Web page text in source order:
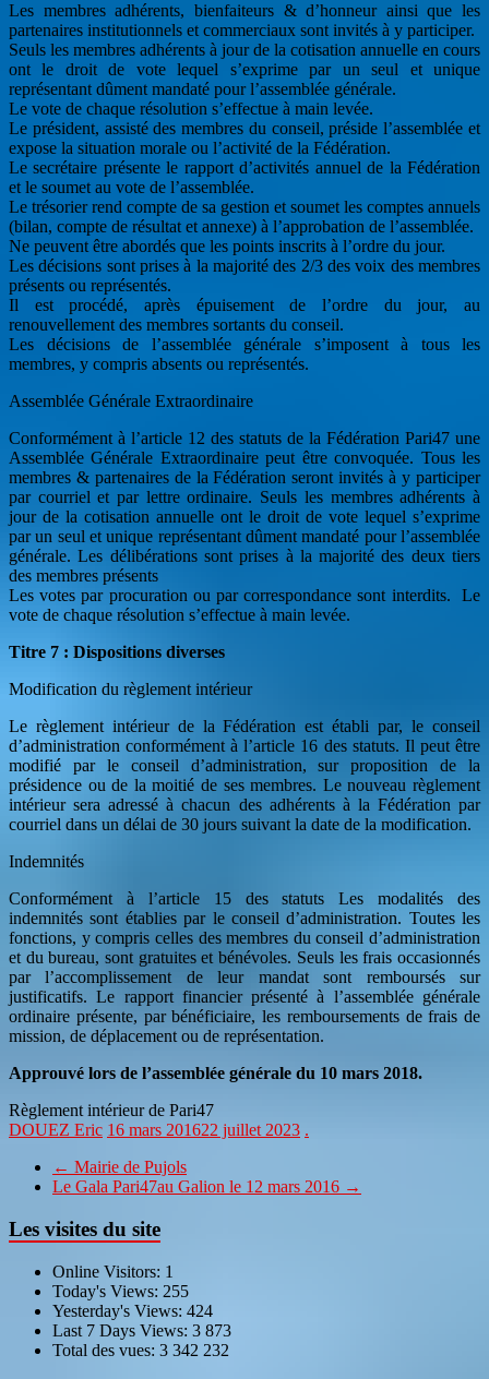
Les membres adhérents, bienfaiteurs & d’honneur ainsi que les
partenaires institutionnels et commerciaux sont invités à y participer.
Seuls les membres adhérents à jour de la cotisation annuelle en cours
ont le droit de vote lequel s’exprime par un seul et unique
représentant dûment mandaté pour l’assemblée générale.
Le vote de chaque résolution s’effectue à main levée.
Le président, assisté des membres du conseil, préside l’assemblée et
expose la situation morale ou l’activité de la Fédération.
Le secrétaire présente le rapport d’activités annuel de la Fédération
et le soumet au vote de l’assemblée.
Le trésorier rend compte de sa gestion et soumet les comptes annuels
(bilan, compte de résultat et annexe) à l’approbation de l’assemblée.
Ne peuvent être abordés que les points inscrits à l’ordre du jour.
Les décisions sont prises à la majorité des 2/3 des voix des membres
présents ou représentés.
Il est procédé, après épuisement de l’ordre du jour, au
renouvellement des membres sortants du conseil.
Les décisions de l’assemblée générale s’imposent à tous les
membres, y compris absents ou représentés.
Assemblée Générale Extraordinaire
Conformément à l’article 12 des statuts de la Fédération Pari47 une
Assemblée Générale Extraordinaire peut être convoquée. Tous les
membres & partenaires de la Fédération seront invités à y participer
par courriel et par lettre ordinaire. Seuls les membres adhérents à
jour de la cotisation annuelle ont le droit de vote lequel s’exprime
par un seul et unique représentant dûment mandaté pour l’assemblée
générale. Les délibérations sont prises à la majorité des deux tiers
des membres présents
Les votes par procuration ou par correspondance sont interdits. Le
vote de chaque résolution s’effectue à main levée.
Titre 7 : Dispositions diverses
Modification du règlement intérieur
Le règlement intérieur de la Fédération est établi par, le conseil
d’administration conformément à l’article 16 des statuts. Il peut être
modifié par le conseil d’administration, sur proposition de la
présidence ou de la moitié de ses membres. Le nouveau règlement
intérieur sera adressé à chacun des adhérents à la Fédération par
courriel dans un délai de 30 jours suivant la date de la modification.
Indemnités
Conformément à l’article 15 des statuts Les modalités des
indemnités sont établies par le conseil d’administration. Toutes les
fonctions, y compris celles des membres du conseil d’administration
et du bureau, sont gratuites et bénévoles. Seuls les frais occasionnés
par l’accomplissement de leur mandat sont remboursés sur
justificatifs. Le rapport financier présenté à l’assemblée générale
ordinaire présente, par bénéficiaire, les remboursements de frais de
mission, de déplacement ou de représentation.
Approuvé lors de l’assemblée générale du 10 mars 2018.
Règlement intérieur de Pari47
DOUEZ Eric 16 mars 201622 juillet 2023 .
← Mairie de Pujols
Le Gala Pari47au Galion le 12 mars 2016 →
Les visites du site
Online Visitors: 1
Today's Views: 255
Yesterday's Views: 424
Last 7 Days Views: 3 873
Total des vues: 3 342 232